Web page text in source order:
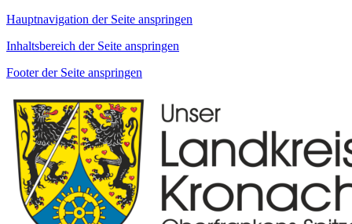
Hauptnavigation der Seite anspringen
Inhaltsbereich der Seite anspringen
Footer der Seite anspringen